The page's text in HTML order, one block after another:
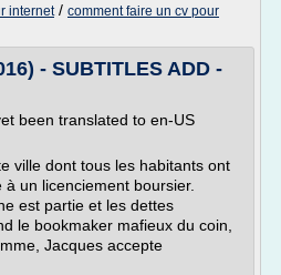
internet/ comment faire un cv pour
- SUBTITLES ADD -
been translated to en-US
ville dont tous les habitants ont
un licenciement boursier.
est partie et les dettes
le bookmaker mafieux du coin,
Jacques accepte